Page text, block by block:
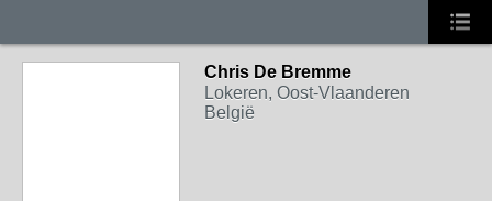
Chris De Bremme
Lokeren, Oost-Vlaanderen
België